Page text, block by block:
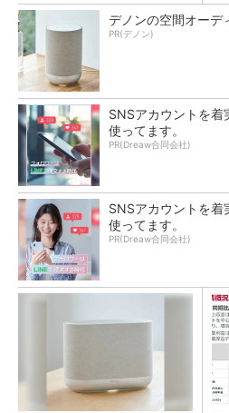
デノンの空間オーデ
PR(デノン)
SNSアカウントを着
使ってます。
PR(Dreaw合同会社)
SNSアカウントを着
使ってます。
PR(Dreaw合同会社)